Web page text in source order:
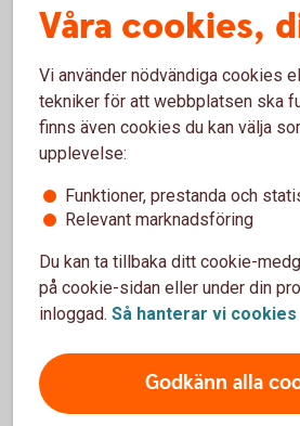
Inte företagskund
ännu?
För att ansöka om företagslån
hos oss. Läs mer om hur du blir
Bli kund
Frågor?
Våra cookies,
Vi använder nödvändiga cookies
tekniker för att webbplatsen ska
finns även cookies du kan välja
upplevelse:
Funktioner, prestanda och
Relevant marknadsföring
Du kan ta tillbaka ditt cookie-
på cookie-sidan eller under din
inloggad. Så hanterar vi cookies
Godkänn alla